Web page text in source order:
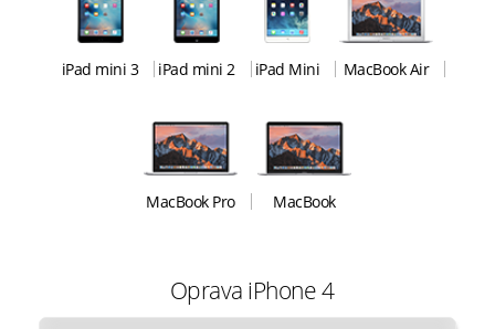
iPad mini 3 iPad mini 2 iPad Mini MacBook Air
MacBook Pro MacBook
Oprava iPhone 4